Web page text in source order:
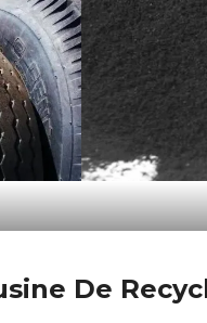
De